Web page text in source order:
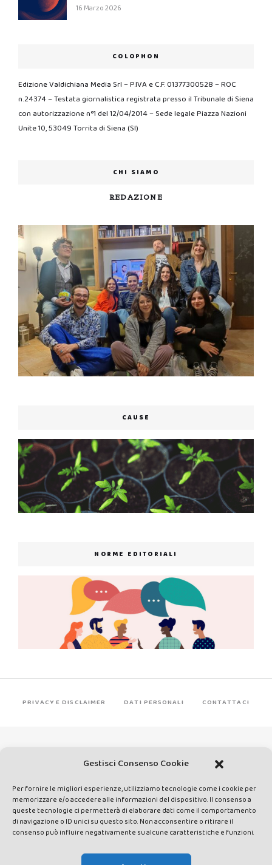
Gestisci Consenso Cookie
Per fornire le migliori esperienze, utilizziamo tecnologie come i cookie per
memorizzare e/o accedere alle informazioni del dispositivo. Il consenso a
queste tecnologie ci permetterà di elaborare dati come il comportamento
di navigazione o ID unici su questo sito. Non acconsentire o ritirare il
consenso può influire negativamente su alcune caratteristiche e funzioni.
16 Marzo 2026
COLOPHON
Edizione Valdichiana Media Srl – P.IVA e C.F. 01377300528 – ROC
n.24374 – Testata giornalistica registrata presso il Tribunale di Siena
con autorizzazione n°1 del 12/04/2014 – Sede legale Piazza Nazioni
Unite 10, 53049 Torrita di Siena (SI)
CHI SIAMO
REDAZIONE
CAUSE
NORME EDITORIALI
PRIVACY E DISCLAIMER DATI PERSONALI CONTATTACI
Made by Avatar Web Communication © Copyright 2013-2026. All
rights reserved - Testata registrata presso il Tribunale di Siena con
autorizzazione n°1 del 12/04/2014 - Direttrice Responsabile: Chiara
Cacace - E-mail: direzione@lavaldichiana.it - Editore: Valdichiana
Media Srl – P.IVA e C.F. 01377300528 –